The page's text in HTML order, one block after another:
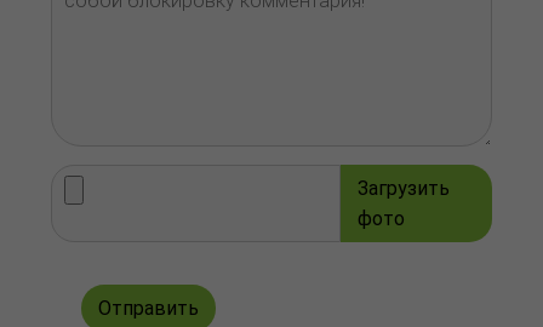
Загрузить
фото
Отправить